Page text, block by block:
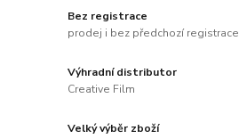
Bez registrace
prodej i bez předchozí registrace
Výhradní distributor
Creative Film
Velký výběr zboží